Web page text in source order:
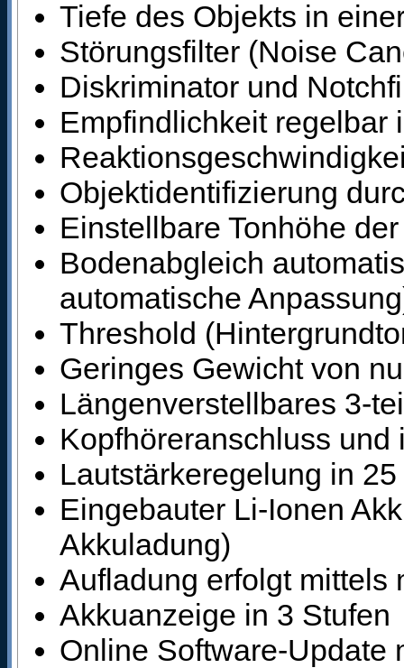
Tiefe des Objekts in
Störungsfilter (Noise
Diskriminator und
Empfindlichkeit regelbar
Objektidentifizierung
Einstellbare Tonhöhe
Bodenabgleich
automatische
Threshold
Geringes Gewicht von
Längenverstellbares 3-
Kopfhöreranschluss
Lautstärkeregelung in
Eingebauter Li-Ionen
Akkuladung)
Aufladung erfolgt mittels
Akkuanzeige in 3 Stufen
Online Software-Update